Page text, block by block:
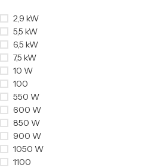
2,9 kW
5,5 kW
6,5 kW
7,5 kW
10 W
100
550 W
600 W
850 W
900 W
1050 W
1100